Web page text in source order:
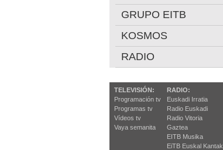
GRUPO EITB
KOSMOS
RADIO
TELEVISIÓN:
Programación tv
Programas tv
Vídeos tv
Vaya semanita
RADIO:
Euskadi Irratia
Radio Euskadi
Radio Vitoria
Gaztea
EITB Musika
EiTB Euskal Kantak